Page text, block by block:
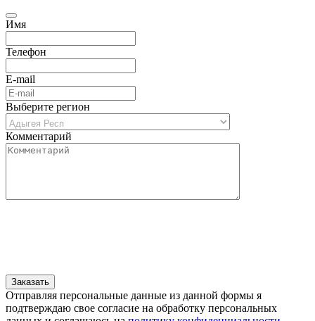
Имя
Телефон
E-mail
Выберите регион
Комментарий
Отправляя персональные данные из данной формы я
подтверждаю свое согласие на обработку персональных